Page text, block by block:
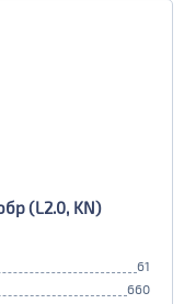
(L2.0, KN)
61
660